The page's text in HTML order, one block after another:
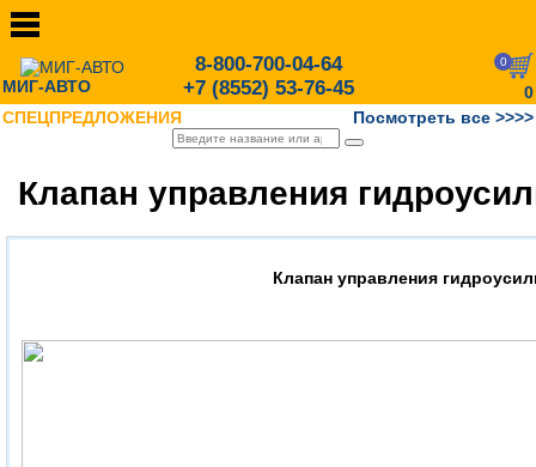
МИГ-АВТО
8-800-700-04-64
+7 (8552) 53-76-45
0
0
СПЕЦПРЕДЛОЖЕНИЯ
Посмотреть все >>>>
Клапан управления
Клапан управления